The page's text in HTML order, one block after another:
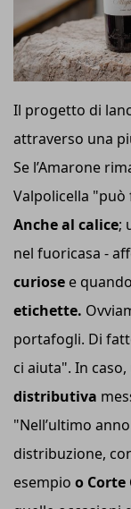
Il progetto di
attraverso una
Se l’Amarone
Valpolicella "può
Anche al calice;
nel fuoricasa -
curiose e
etichette.
portafogli. Di
ci aiuta". In
distributiva
"Nell’ultimo
distribuzione,
esempio o Corte